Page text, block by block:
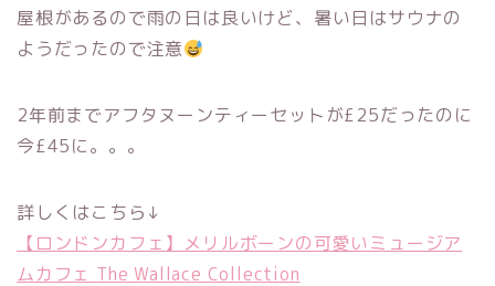
屋根があるので雨の日は良いけど、暑い日はサウナの
ようだったので注意
2年前までアフタヌーンティーセットが£25だったのに
今£45に。。。
詳しくはこちら↓
【ロンドンカフェ】メリルボーンの可愛いミュージア
ムカフェ The Wallace Collection